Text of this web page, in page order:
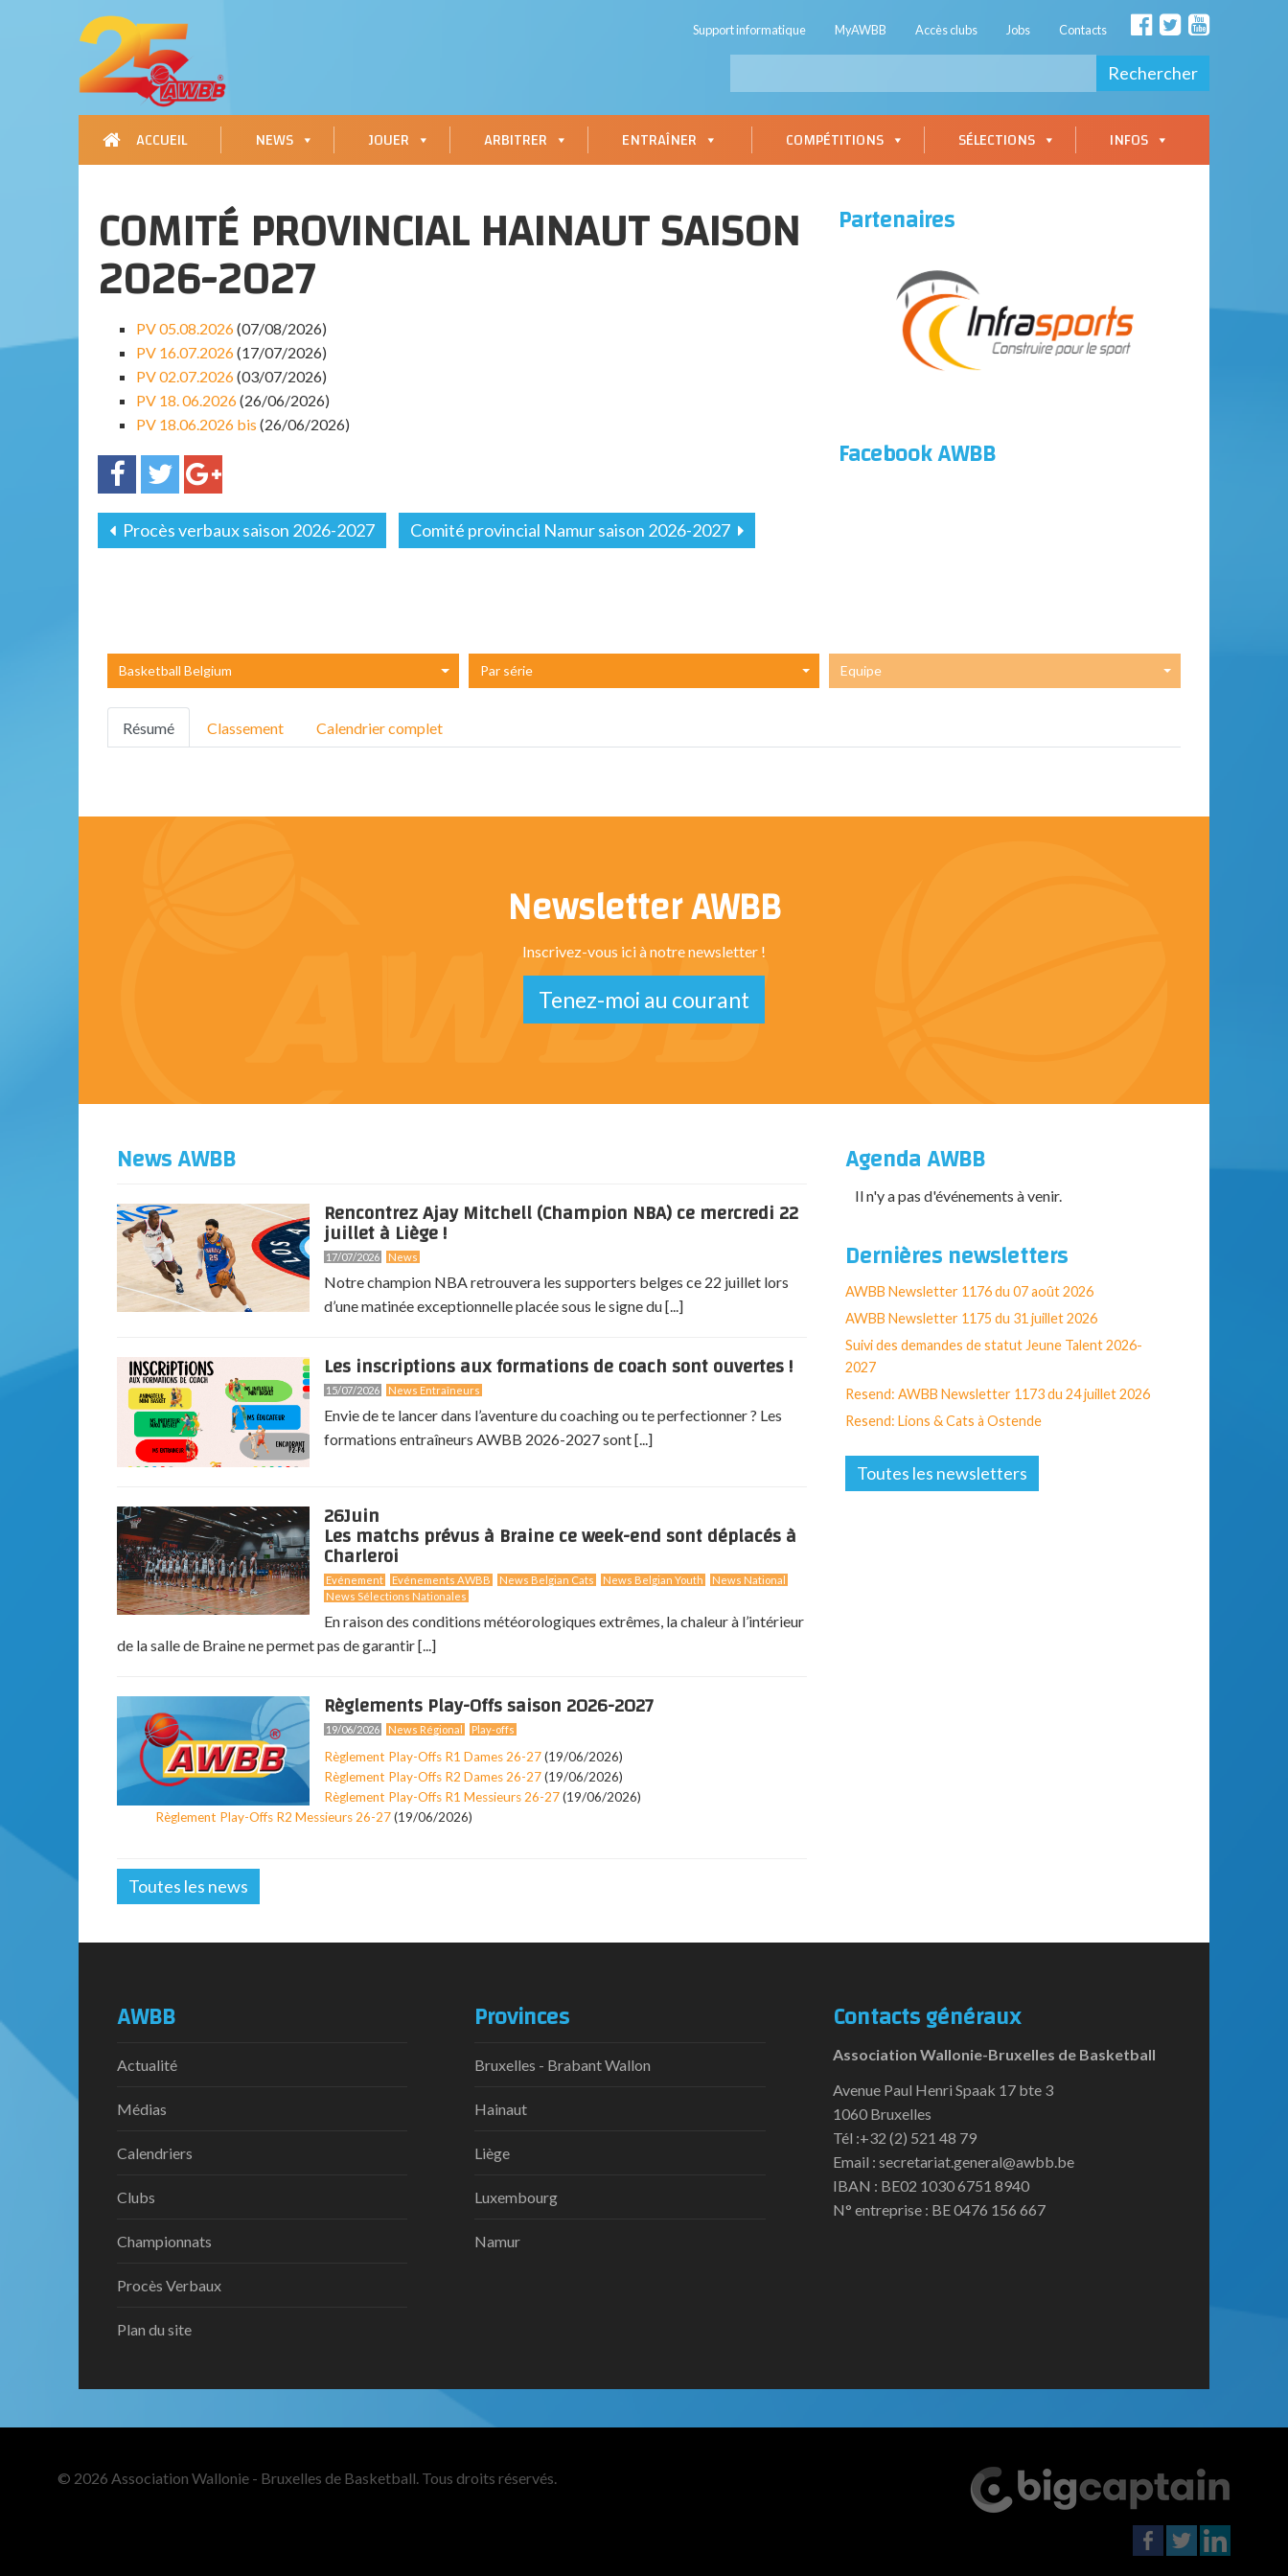
Support informatique MyAWBB Accès clubs Jobs Contacts
Rechercher
ACCUEIL NEWS JOUER ARBITRER ENTRAÎNER COMPÉTITIONS SÉLECTIONS INFOS
COMITÉ PROVINCIAL HAINAUT SAISON
2026-2027
PV 05.08.2026(07/08/2026)
PV 16.07.2026(17/07/2026)
PV 02.07.2026(03/07/2026)
PV 18. 06.2026(26/06/2026)
PV 18.06.2026 bis (26/06/2026)
Procès verbaux saison 2026-2027 Comité provincial Namur saison 2026-2027
Partenaires
Facebook AWBB
Basketball Belgium Par série Equipe
Résumé Classement Calendrier complet
Newsletter AWBB
Inscrivez-vous ici à notre newsletter !
Tenez-moi au courant
News AWBB
Rencontrez Ajay Mitchell (Champion NBA) ce mercredi 22
juillet à Liège !
17/07/2026 News
Notre champion NBA retrouvera les supporters belges ce 22 juillet lors
d’une matinée exceptionnelle placée sous le signe du [...]
Les inscriptions aux formations de coach sont ouvertes !
15/07/2026 News Entraîneurs
Envie de te lancer dans l’aventure du coaching ou te perfectionner ? Les
formations entraîneurs AWBB 2026-2027 sont [...]
26Juin
Les matchs prévus à Braine ce week-end sont déplacés à
Charleroi
Evénement Evénements AWBB News Belgian Cats News Belgian Youth
News National
News Sélections Nationales
En raison des conditions météorologiques extrêmes, la chaleur à l’intérieur
de la salle de Braine ne permet pas de garantir [...]
Règlements Play-Offs saison 2026-2027
19/06/2026 News Régional Play-offs
Règlement Play-Offs R1 Dames 26-27(19/06/2026)
Règlement Play-Offs R2 Dames 26-27(19/06/2026)
Règlement Play-Offs R1 Messieurs 26-27(19/06/2026)
Règlement Play-Offs R2 Messieurs 26-27(19/06/2026)
Toutes les news
Agenda AWBB
Il n'y a pas d'événements à venir.
Dernières newsletters
AWBB Newsletter 1176 du 07 août 2026
AWBB Newsletter 1175 du 31 juillet 2026
Suivi des demandes de statut Jeune Talent 2026-
2027
Resend: AWBB Newsletter 1173 du 24 juillet 2026
Resend: Lions & Cats à Ostende
Toutes les newsletters
AWBB
Actualité
Médias
Calendriers
Clubs
Championnats
Procès Verbaux
Plan du site
Provinces
Bruxelles - Brabant Wallon
Hainaut
Liège
Luxembourg
Namur
Contacts généraux
Association Wallonie-Bruxelles de Basketball
Avenue Paul Henri Spaak 17 bte 3
1060 Bruxelles
Tél :+32 (2) 521 48 79
Email : secretariat.general@awbb.be
IBAN : BE02 1030 6751 8940
N° entreprise : BE 0476 156 667
© 2026 Association Wallonie - Bruxelles de Basketball. Tous droits réservés.